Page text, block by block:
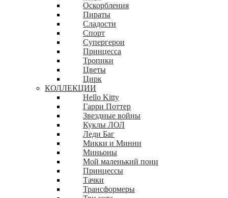
Оскорбления
Пираты
Сладости
Спорт
Супергерои
Принцесса
Тропики
Цветы
Цирк
КОЛЛЕКЦИИ
Hello Kitty
Гарри Поттер
Звездные войны
Куклы ЛОЛ
Леди Баг
Микки и Минни
Миньоны
Мой маленький пони
Принцессы
Тачки
Трансформеры